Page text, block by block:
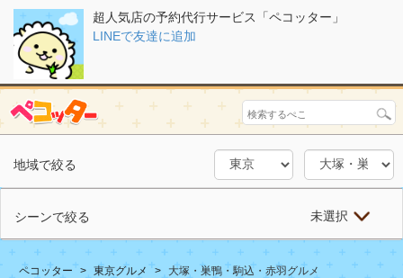
超人気店の予約代行サービス「ペコッター」
LINEで友達に追加
地域で絞る
シーンで絞る 未選択
ペコッター 東京グルメ 大塚・巣鴨・駒込・赤羽グルメ